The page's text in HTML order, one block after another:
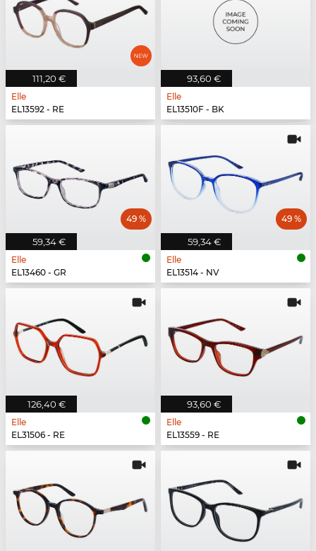
111,20 €
Elle
EL13592 - RE
93,60 €
Elle
EL13510F - BK
59,34 €
49 %
Elle
EL13460 - GR
59,34 €
49 %
Elle
EL13514 - NV
126,40 €
Elle
EL31506 - RE
93,60 €
Elle
EL13559 - RE